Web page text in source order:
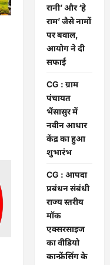
रानी’ और ‘हे
राम’ जैसे नामों
पर बवाल,
आयोग ने दी
सफाई
CG : ग्राम
पंचायत
भैंसासुर में
नवीन आधार
केंद्र का हुआ
शुभारंभ
CG : आपदा
प्रबंधन संबंधी
राज्य स्तरीय
मॉक
एक्सरसाइज
का वीडियो
कान्फ्रेंसिंग के